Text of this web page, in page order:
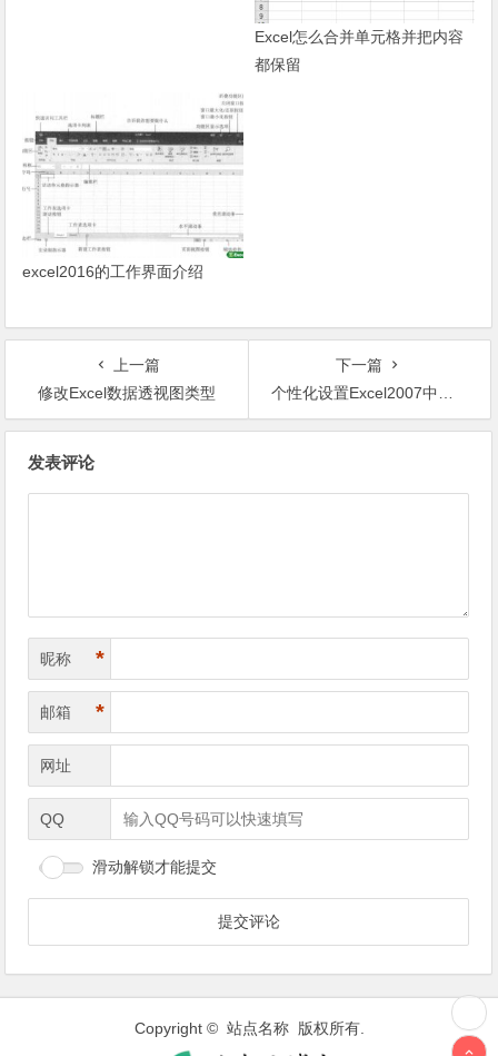
Excel怎么合并单元格并把内容
都保留
excel2016的工作界面介绍
上一篇
修改Excel数据透视图类型
下一篇
个性化设置Excel2007中的网格线
发表评论
昵称 *
邮箱 *
网址
QQ
滑动解锁才能提交
Copyright © 站点名称 版权所有.